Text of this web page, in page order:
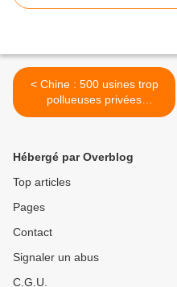
< Chine : 500 usines trop
pollueuses privées
d'électricité
Hébergé par Overblog
Top articles
Pages
Contact
Signaler un abus
C.G.U.